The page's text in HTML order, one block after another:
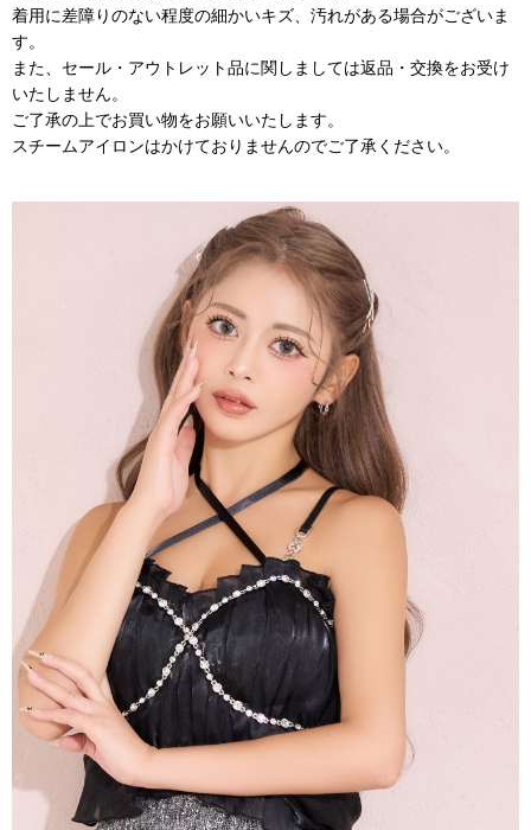
着用に差障りのない程度の細かいキズ、汚れがある場合がございま
す。
また、セール・アウトレット品に関しましては返品・交換をお受け
いたしません。
ご了承の上でお買い物をお願いいたします。
スチームアイロンはかけておりませんのでご了承ください。